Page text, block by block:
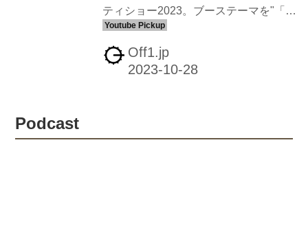
ティショー2023。ブーステーマを"「生
きる」を、感じる”としたヤマハ発動機
の公式Youtubeにイベントのコンセプト
ムービーが公開されています。 ヤマハ
Off1.jp
Podcast